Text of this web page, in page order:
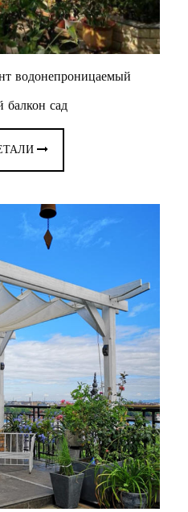
водонепроницаемый
сад